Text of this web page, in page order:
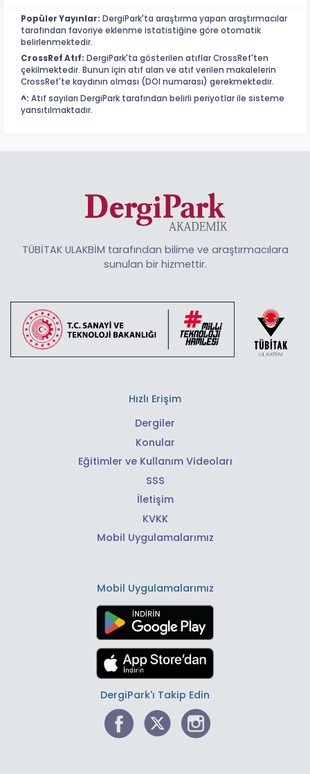
Popüler Yayınlar: DergiPark'ta araştırma yapan araştırmacılar
tarafından favoriye eklenme istatistiğine göre otomatik
belirlenmektedir.
CrossRef Atıf: DergiPark'ta gösterilen atıflar CrossRef'ten
çekilmektedir. Bunun için atıf alan ve atıf verilen makalelerin
CrossRef'te kaydının olması (DOI numarası) gerekmektedir.
^: Atıf sayıları DergiPark tarafından belirli periyotlar ile sisteme
yansıtılmaktadır.
TÜBİTAK ULAKBİM tarafından bilime ve araştırmacılara
sunulan bir hizmettir.
Hızlı Erişim
Dergiler
Konular
Eğitimler ve Kullanım Videoları
SSS
İletişim
KVKK
Mobil Uygulamalarımız
Mobil Uygulamalarımız
DergiPark'ı Takip Edin